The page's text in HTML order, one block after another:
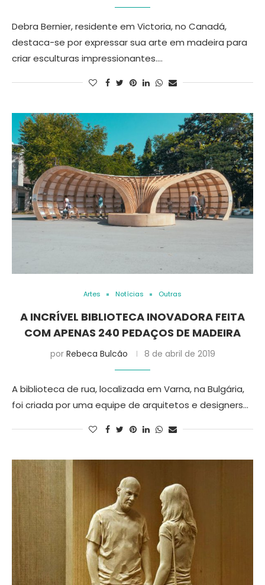
Debra Bernier, residente em Victoria, no Canadá,
destaca-se por expressar sua arte em madeira para
criar esculturas impressionantes.…
Artes Notícias Outras
A INCRÍVEL BIBLIOTECA INOVADORA FEITA
COM APENAS 240 PEDAÇOS DE MADEIRA
por Rebeca Bulcão 8 de abril de 2019
A biblioteca de rua, localizada em Varna, na Bulgária,
foi criada por uma equipe de arquitetos e designers…